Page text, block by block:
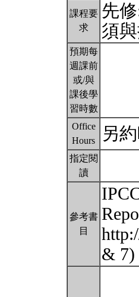
課程要
求
先
須
預期每
週課前
或/與
課後學
習時數
Office
Hours
另
指定閱
讀
參考書
目
& 7)